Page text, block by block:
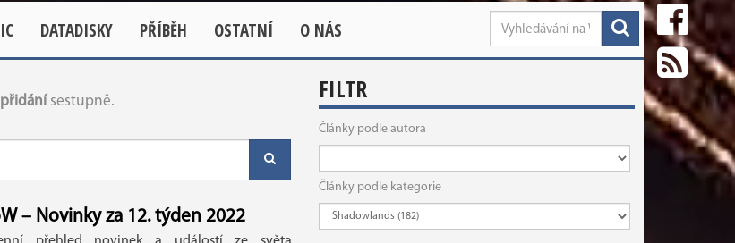
DATADISKY PŘÍBĚH OSTATNÍ O NÁS
sestupně.
– Novinky za 12. týden 2022
FILTR
Články podle autora
Články podle kategorie